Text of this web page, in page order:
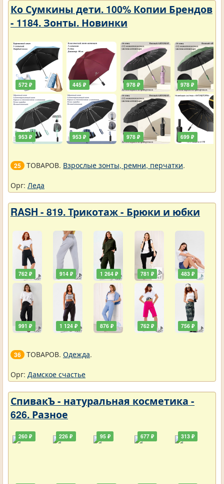
Ко Сумкины дети. 100% Копии Брендов
- 1184. Зонты. Новинки
572 ₽
953 ₽
445 ₽
953 ₽
978 ₽
978 ₽
978 ₽
699 ₽
25 ТОВАРОВ. Взрослые зонты, ремни, перчатки.
Орг: Леда
RASH - 819. Трикотаж - Брюки и юбки
762 ₽
991 ₽
914 ₽
1 124 ₽
1 264 ₽
876 ₽
781 ₽
762 ₽
483 ₽
756 ₽
36 ТОВАРОВ. Одежда.
Орг: Дамское счастье
СпивакЪ - натуральная косметика -
626. Разное
260 ₽ 226 ₽ 95 ₽ 677 ₽ 313 ₽